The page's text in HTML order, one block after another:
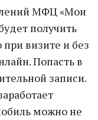
МФЦ «Мои
получить
визите и без
Попасть в
записи.
можно не